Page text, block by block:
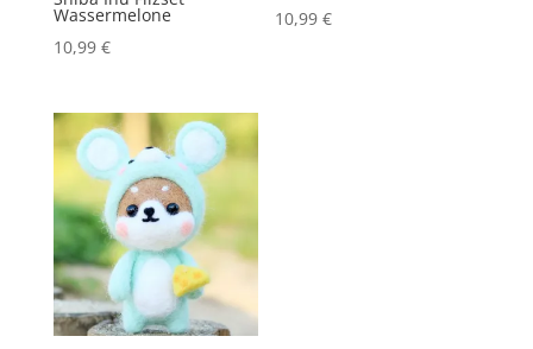
Wassermelone
10,99 €
10,99€